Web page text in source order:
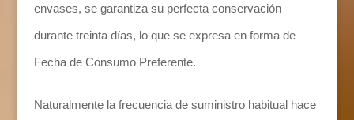
envases, se garantiza su perfecta conservación
durante treinta días, lo que se expresa en forma de
Fecha de Consumo Preferente.
Naturalmente la frecuencia de suministro habitual hace